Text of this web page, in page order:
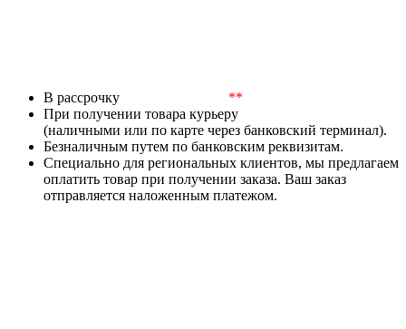
В рассрочку
**
При получении товара курьеру
(наличными или по карте через банковский терминал).
Безналичным путем по банковским реквизитам.
Специально для региональных клиентов, мы предлагаем
оплатить товар при получении заказа. Ваш заказ
отправляется наложенным платежом.